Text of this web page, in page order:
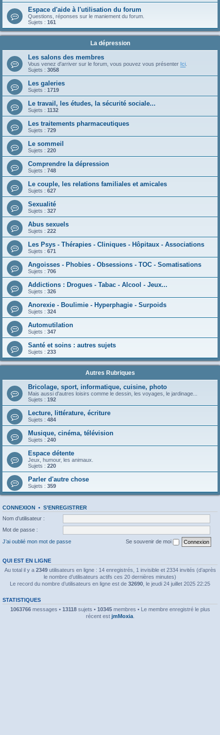
Espace d'aide à l'utilisation du forum
Questions, réponses sur le maniement du forum.
Sujets : 161
La dépression
Les salons des membres
Vous venez d'arriver sur le forum, vous pouvez vous présenter Ici
Sujets : 3058
Les galeries
Sujets : 1719
Le travail, les études, la sécurité sociale...
Sujets : 1132
Les traitements pharmaceutiques
Sujets : 729
Le sommeil
Sujets : 220
Comprendre la dépression
Sujets : 748
Le couple, les relations familiales et amicales
Sujets : 627
Sexualité
Sujets : 327
Abus sexuels
Sujets : 222
Les Psys - Thérapies - Cliniques - Hôpitaux - Associations
Sujets : 671
Angoisses - Phobies - Obsessions - TOC - Somatisations
Sujets : 706
Addictions : Drogues - Tabac - Alcool - Jeux...
Sujets : 326
Anorexie - Boulimie - Hyperphagie - Surpoids
Sujets : 324
Automutilation
Sujets : 347
Santé et soins : autres sujets
Sujets : 233
Autres Rubriques
Bricolage, sport, informatique, cuisine, photo
Mais aussi d'autres loisirs comme le dessin, les voyages, le jardinage...
Sujets : 192
Lecture, littérature, écriture
Sujets : 484
Musique, cinéma, télévision
Sujets : 240
Espace détente
Jeux, humour, les animaux.
Sujets : 220
Parler d'autre chose
Sujets : 359
CONNEXION • S’ENREGISTRER
Nom d’utilisateur :
Mot de passe :
J’ai oublié mon mot de passe
Se souvenir de moi
QUI EST EN LIGNE
Au total il y a 2349utilisateurs en ligne : 14 enregistrés, 1 invisible et 2334 invités (d’après
le nombre d’utilisateurs actifs ces 20 dernières minutes)
Le record du nombre d’utilisateurs en ligne est de 32690 , le jeudi 24 juillet 2025 22:25
STATISTIQUES
1063766messages • 13118sujets • 10345membres • Le membre enregistré le plus
récent est jmMoxia.